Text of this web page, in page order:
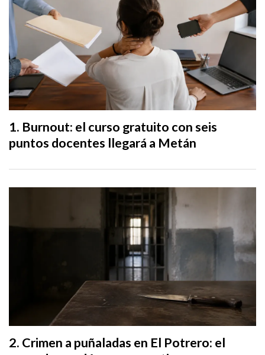
Burnout: el curso gratuito con seis
puntos docentes llegará a Metán
Crimen a puñaladas en El Potrero: el